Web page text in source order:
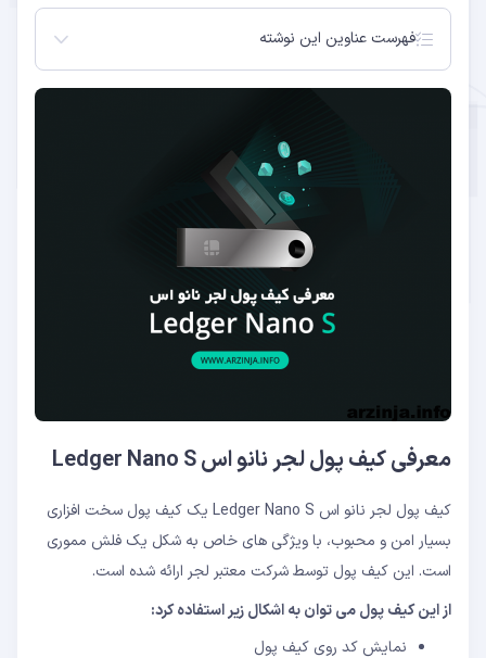
فهرست عناوین این نوشته
پشتیبانی از کوین ها
معرفی کیف پول لجر نانو اس Ledger Nano S
کیف پول لجر نانو اس Ledger Nano S یک کیف پول سخت افزاری
بسیار امن و محبوب، با ویژگی های خاص به شکل یک فلش مموری
است. این کیف پول توسط شرکت معتبر لجر ارائه شده است.
از این کیف پول می توان به اشکال زیر استفاده کرد:
نمایش کد روی کیف پول